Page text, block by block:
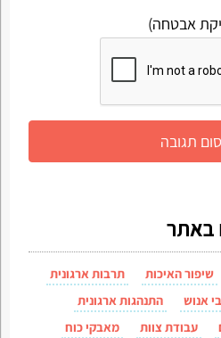
אבטחה)
באתר
שיפור האיכות
תרבות ארגונית
אנוש
התנהגות ארגונית
עבודת צוות
מאבקי כוח